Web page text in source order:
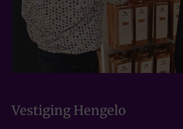
Vestiging Hengelo